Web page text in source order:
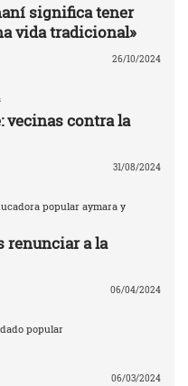
significa tener
vida tradicional»
26/10/2024
vecinas contra la
31/08/2024
popular aymara y
renunciar a la
06/04/2024
popular
06/03/2024